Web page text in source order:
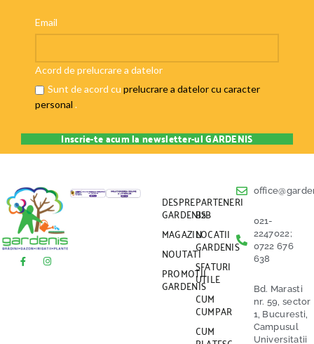
Email
Acord de prelucrare a datelor
Sunt de acord cu prelucrare a datelor cu caracter
personal .
DESPRE
GARDENIS
MAGAZIN
NOUTATI
PROMOTII
GARDENIS
PARTENERI
B2B
LOCATII
GARDENIS
SFATURI
UTILE
CUM
CUMPAR
CUM
021-
2247022;
0722 676
638
Bd. Marasti
nr. 59, sector
1, Bucuresti,
Campusul
Universitatii